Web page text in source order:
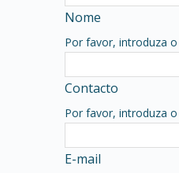
Nome
Por favor, introduza
Contacto
Por favor, introduza
E-mail